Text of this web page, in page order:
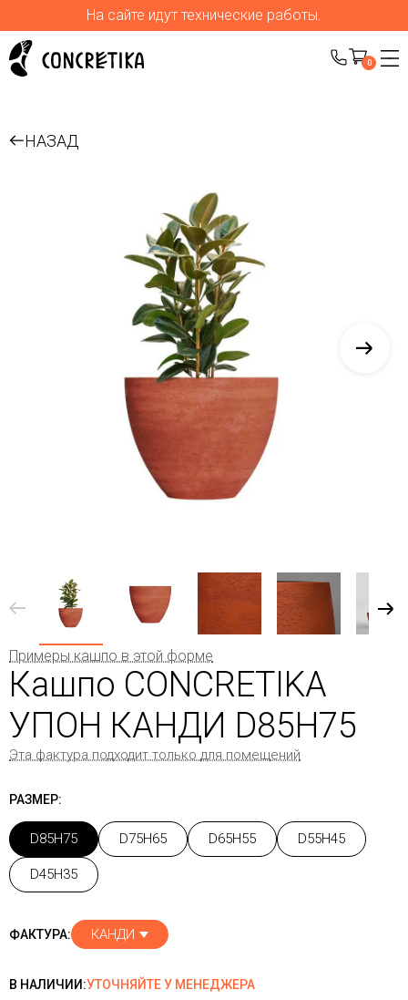
На сайте идут технические работы.
0
НАЗАД
Примеры кашпо в этой форме
Кашпо CONCRETIKA
УПОН КАНДИ D85H75
Эта фактура подходит только для помещений
РАЗМЕР:
D85H75 D75H65 D65H55 D55H45
D45H35
ФАКТУРА: КАНДИ
В НАЛИЧИИ:УТОЧНЯЙТЕ У МЕНЕДЖЕРА